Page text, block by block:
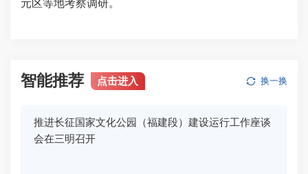
元区等地考察调研。
智能推荐 点击进入 换一换
推进长征国家文化公园（福建段）建设运行工作座谈
会在三明召开